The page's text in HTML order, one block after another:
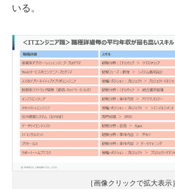
いる。
［画像クリックで拡大表示］